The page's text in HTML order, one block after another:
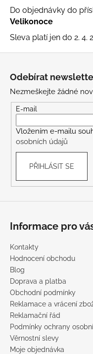
Do objednávky do
Velikonoce
Sleva platí jen do 2. 4.
a
j
í
t
HLEDAT
p
o
r
č
j
e
m
e
Odebírat
Nezmeškejte žádné
E-mail
Vložením e-mailu
osobních údajů
PŘIHLÁSIT SE
Informace pro
Kontakty
Hodnocení obchodu
Blog
Doprava a platba
Obchodní podmínky
Reklamace a vrácení
Reklamační řád
Podmínky ochrany
Věrnostní slevy
Moje objednávka